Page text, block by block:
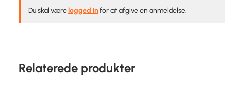
Du skal være logged infor at afgive en anmeldelse.
Relaterede produkter